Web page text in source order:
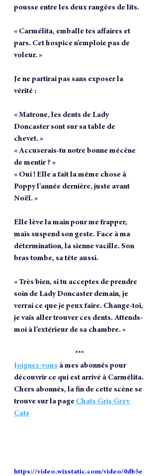
pousse entre les deux rangées de lits.
« Carmélita, emballe tes affaires et
pars. Cet hospice n’emploie pas de
voleur. »
Je ne partirai pas sans exposer la
vérité :
« Matrone, les dents de Lady
Doncaster sont sur sa table de
chevet. »
« Accuserais-tu notre bonne mécène
de mentir ? »
« Oui ! Elle a fait la même chose à
Poppy l’année dernière, juste avant
Noël. »
Elle lève la main pour me frapper,
mais suspend son geste. Face à ma
détermination, la sienne vacille. Son
bras tombe, sa tête aussi.
« Très bien, si tu acceptes de prendre
soin de Lady Doncaster demain, je
verrai ce que je peux faire. Change-toi,
je vais aller trouver ces dents. Attends-
moi à l’extérieur de sa chambre. »
***
Joignez-vous à mes abonnés pour
découvrir ce qui est arrivé à Carmélita.
Chers abonnés, la fin de cette scène se
trouve sur la page Chats Gris Grey
Cats
https://video.wixstatic.com/video/0db5e